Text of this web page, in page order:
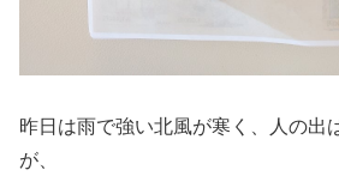
昨日は雨で強い北風が寒く、人の出
が、